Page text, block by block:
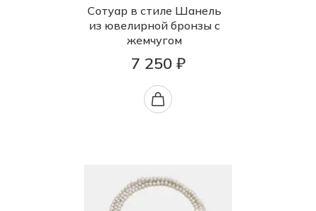
Сотуар в стиле Шанель
из ювелирной бронзы с
жемчугом
7 250 ₽